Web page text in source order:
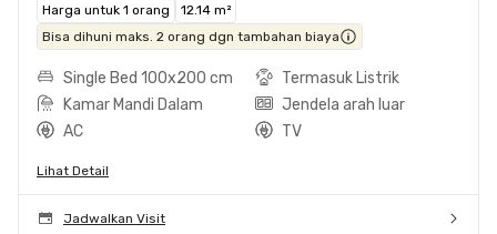
Harga untuk 1 orang
12.14 m²
Bisa dihuni maks. 2 orang dgn tambahan biaya
Single Bed 100x200 cm
Termasuk Listrik
Kamar Mandi Dalam
Jendela arah luar
AC
TV
Lihat Detail
Jadwalkan Visit